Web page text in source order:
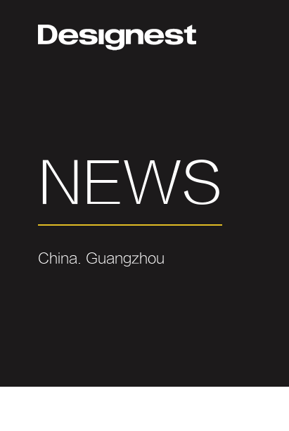
NEWS
China. Guangzhou